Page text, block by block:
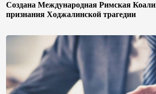
Создана Международная Римская
признания Ходжалинской трагедии